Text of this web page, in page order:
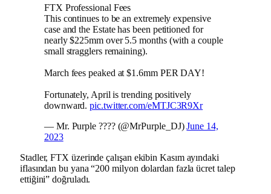
FTX Professional Fees
This continues to be an extremely expensive
case and the Estate has been petitioned for
nearly $225mm over 5.5 months (with a couple
small stragglers remaining).
March fees peaked at $1.6mm PER DAY!
Fortunately, April is trending positively
downward.pic.twitter.com/eMTJC3R9Xr
— Mr. Purple ????️ (@MrPurple_DJ)June 14,
2023
Stadler, FTX üzerinde çalışan ekibin Kasım ayındaki
iflasından bu yana “200 milyon dolardan fazla ücret talep
ettiğini” doğruladı.